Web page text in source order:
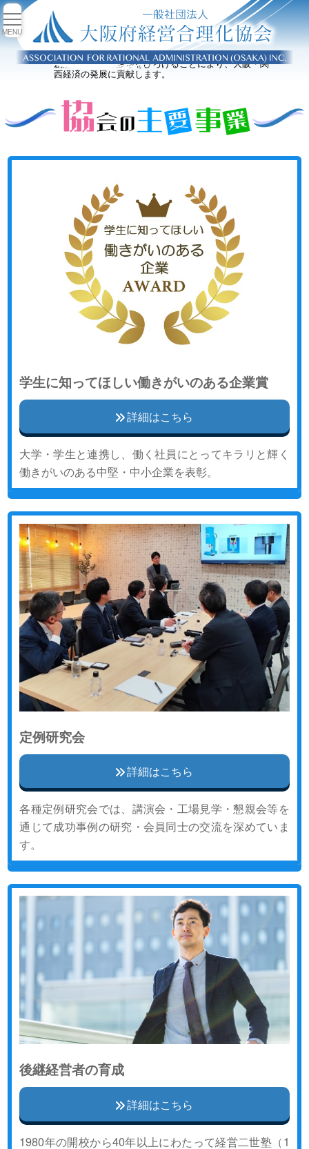
ひろげよう創造と連帯
創造性を発揮し連帯をひろげることにより、大阪・関
西経済の発展に貢献します。
M
E
N
学生に知ってほしい働きがいのある企業賞
詳細はこちら
大学・学生と連携し、働く社員にとってキラリと輝く
働きがいのある中堅・中小企業を表彰。
定例研究会
詳細はこちら
各種定例研究会では、講演会・工場見学・懇親会等を
通じて成功事例の研究・会員同士の交流を深めていま
す。
後継経営者の育成
詳細はこちら
1980年の開校から40年以上にわたって経営二世塾（1